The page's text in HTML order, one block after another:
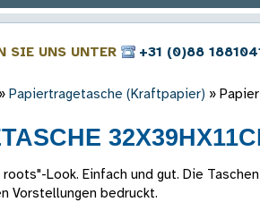
SIE UNS UNTER +31 (0)88
» Papiertragetasche (Kraftpapier) »
Look. Einfach und gut. Die
Vorstellungen bedruckt.